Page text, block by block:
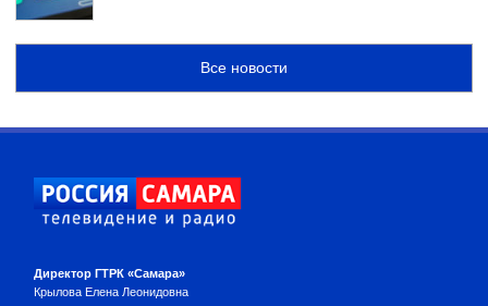
Все новости
Директор ГТРК «Самара»
Крылова Елена Леонидовна